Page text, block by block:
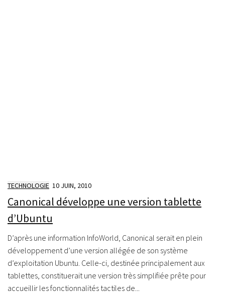
TECHNOLOGIE 10 JUIN, 2010
Canonical développe une version tablette
d’Ubuntu
D’après une information InfoWorld, Canonical serait en plein
développement d’une version allégée de son système
d’exploitation Ubuntu. Celle-ci, destinée principalement aux
tablettes, constituerait une version très simplifiée prête pour
accueillir les fonctionnalités tactiles de...